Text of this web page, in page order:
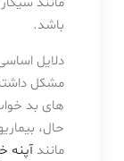
باشد.
دلایل
مشکل
های بد
حال،
مانند آپنه